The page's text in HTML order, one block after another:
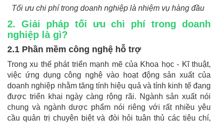
Tối ưu chi phí trong doanh nghiệp là nhiệm vụ hàng đầu
2. Giải pháp tối ưu chi phí trong doanh
nghiệp là gì?
2.1 Phần mềm công nghệ hỗ trợ
Trong xu thế phát triển mạnh mẽ của Khoa học - Kĩ thuật,
việc ứng dụng công nghệ vào hoạt động sản xuất của
doanh nghiệp nhằm tăng tính hiệu quả và tính kinh tế đang
được triển khai ngày càng rộng rãi. Ngành sản xuất nói
chung và ngành dược phẩm nói riêng với rất nhiều yêu
cầu quản trị chuyên biệt và đòi hỏi tuân thủ các tiêu chí,